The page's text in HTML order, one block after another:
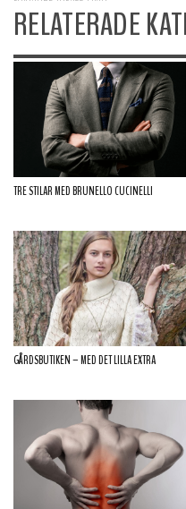
RELATERADE
TRE STILAR MED BRUNELLO CUCINELLI
GÅRDSBUTIKEN – MED DET LILLA EXTRA